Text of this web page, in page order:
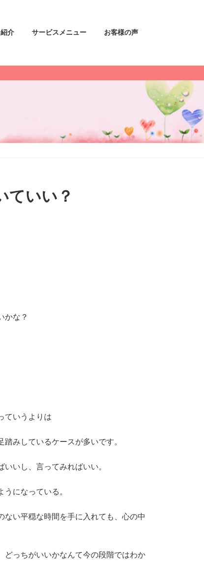
介 サービスメニュー お客様の声
ていい？
かな？
ていうよりは
みしているケースが多いです。
いし、言ってみればいい。
になっている。
い平穏な時間を手に入れても、心の中
っちがいいかなんて今の段階ではわか